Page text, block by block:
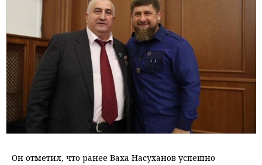
Он отметил, что ранее Ваха Насуханов успешно